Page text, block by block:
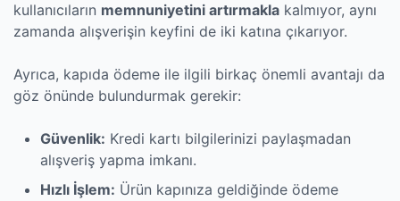
kullanıcıların memnuniyetini artırmakla kalmıyor, aynı
zamanda alışverişin keyfini de iki katına çıkarıyor.
Ayrıca, kapıda ödeme ile ilgili birkaç önemli avantajı da
göz önünde bulundurmak gerekir:
Güvenlik: Kredi kartı bilgilerinizi paylaşmadan
alışveriş yapma imkanı.
Hızlı İşlem: Ürün kapınıza geldiğinde ödeme